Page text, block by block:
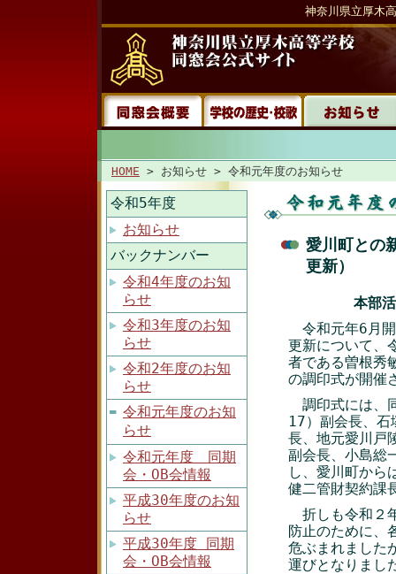
神奈川県立厚木
HOME > お知らせ > 令和元年度のお知らせ
令和5年度
お知らせ
バックナンバー
令和4年度のお知
らせ
令和3年度のお知
らせ
令和2年度のお知
らせ
令和元年度のお知
らせ
令和元年度 同期
会・OB会情報
平成30年度のお知
らせ
平成30年度 同期
会・OB会情報
愛川町との
更新）
本部
令和元年6月開
更新について、
者である曽根秀
の調印式が開催
調印式には、
17）副会長、
長、地元愛川戸
副会長、小島総
し、愛川町から
健二管財契約課
折しも令和２
防止のために、
危ぶまれました
運びとなりまし